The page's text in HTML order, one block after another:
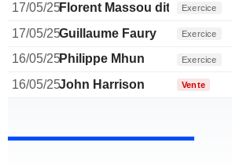
17/05/25Florent Massou dit Labaquère
Exercice
17/05/25Guillaume Faury Exercice
16/05/25Philippe Mhun Exercice
16/05/25John Harrison Vente